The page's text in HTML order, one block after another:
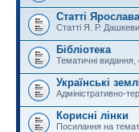
Статті
Статті Я. Р.
Бібліотека
Тематичні видання,
Українські
Адміністративно-
Корисні лінки
Посилання на